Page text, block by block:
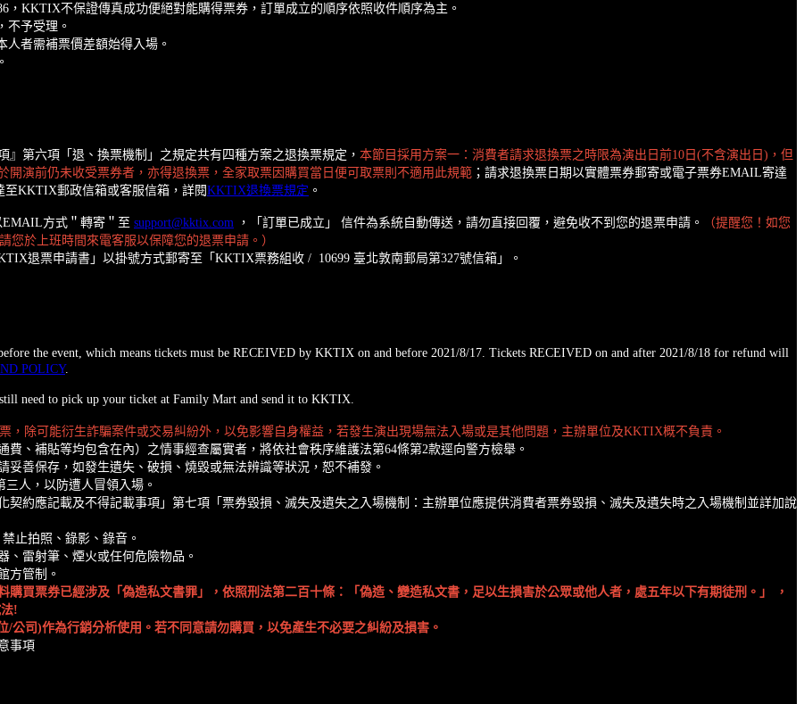
，KKTIX不保證傳真成功便絕對能購得票券，訂單成立的順序依照收件順序為主。
不予受理。
者需補票價差額始得入場。
第六項「退、換票機制」之規定共有四種方案之退換票規定， 本節目採用方案一：消費者請求退換票之時限為演出日前10日(不含演出日)，但
演前仍未收受票券者，亦得退換票，全家取票因購買當日便可取票則不適用此規範 ；請求退換票日期以實體票券郵寄或電子票券EMAIL寄達
至KKTIX郵政信箱或客服信箱，詳閱KKTIX退換票規定 。
方式＂轉寄＂至 support@kktix.com ，「訂單已成立」 信件為系統自動傳送，請勿直接回覆，避免收不到您的退票申請。
（提醒您！如您
於上班時間來電客服以保障您的退票申請。）
退票申請書」以掛號方式郵寄至「KKTIX票務組收 / 10699 臺北敦南郵局第327號信箱」。
the event, which means tickets must be RECEIVED by KKTIX on and before 2021/8/17. Tickets RECEIVED on and after 2021/8/18 for refund will
POLICY.
need to pick up your ticket at Family Mart and send it to KKTIX.
除可能衍生詐騙案件或交易糾紛外，以免影響自身權益，若發生演出現場無法入場或是其他問題，主辦單位及KKTIX概不負責。
、補貼等均包含在內）之情事經查屬實者，將依社會秩序維護法第64條第2款逕向警方檢舉。
善保存，如發生遺失、破損、燒毀或無法辨識等狀況，恕不補發。
人，以防遭人冒領入場。
約應記載及不得記載事項」第七項「票券毀損、滅失及遺失之入場機制：主辦單位應提供消費者票券毀損、滅失及遺失時之入場機制並詳加說
止拍照、錄影、錄音。
、雷射筆、煙火或任何危險物品。
方管制。
買票券已經涉及「偽造私文書罪」，依照刑法第二百十條：「偽造、變造私文書，足以生損害於公眾或他人者，處五年以下有期徒刑。」 ，
!
司)作為行銷分析使用。若不同意請勿購買，以免產生不必要之糾紛及損害。
事項